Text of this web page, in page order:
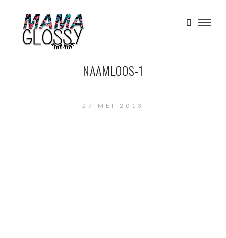
NAAMLOOS-1
27 MEI 2013